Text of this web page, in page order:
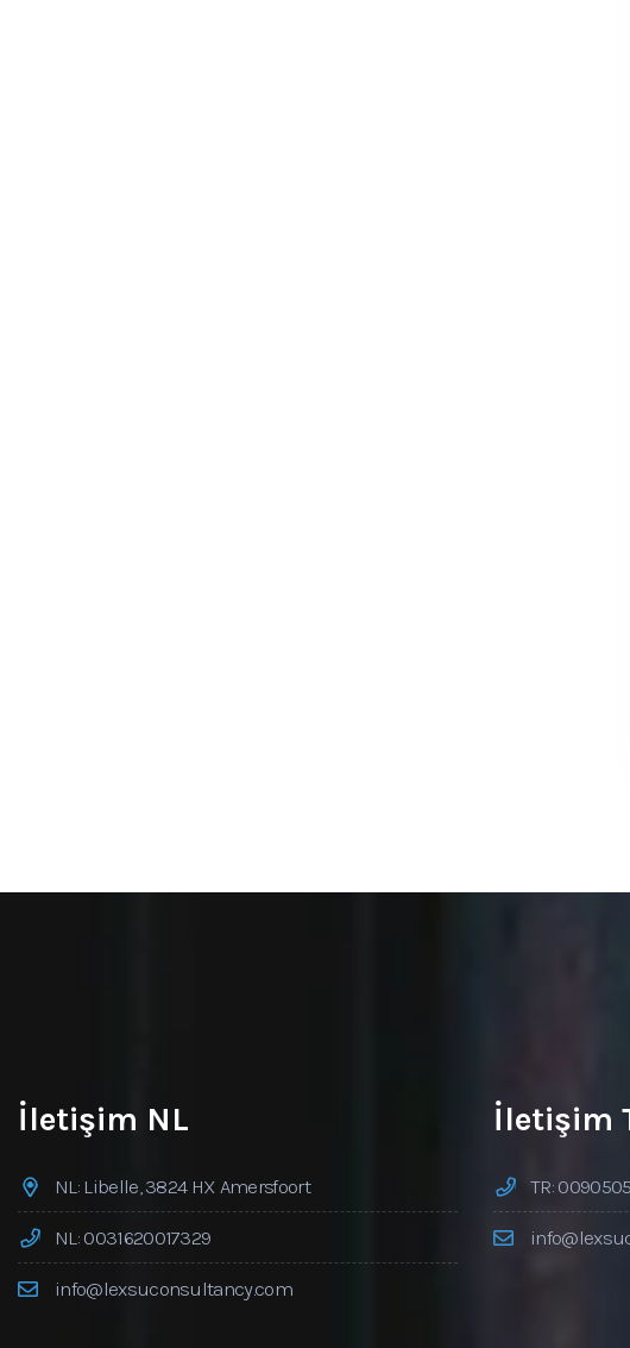
İletişim NL
NL: Libelle, 3824 HX Amersfoort
NL: 0031620017329
info@lexsuconsultancy.com
İletişim
TR: